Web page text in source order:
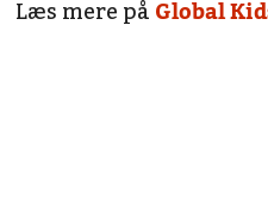
Læs mere påGlobal